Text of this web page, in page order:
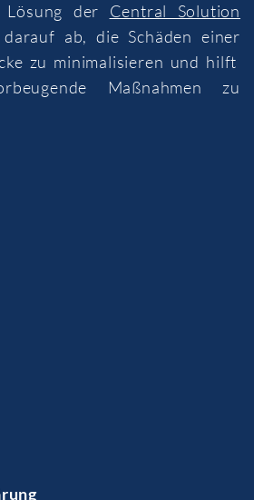
der Central Solution
ab, die Schäden einer
zu minimalisieren und hilft
Maßnahmen zu